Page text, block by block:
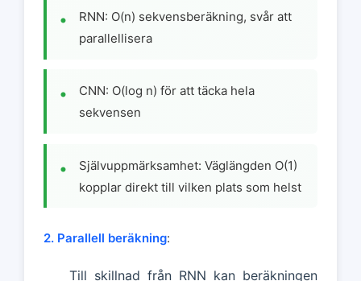
RNN: O(n) sekvensberäkning, svår att
parallellisera
CNN: O(log n) för att täcka hela
sekvensen
Självuppmärksamhet: Väglängden O(1)
kopplar direkt till vilken plats som helst
2. Parallell beräkning:
Till skillnad från RNN kan beräkningen